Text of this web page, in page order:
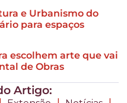
e Urbanismo do
para espaços
escolhem arte que vai
de Obras
Artigo: